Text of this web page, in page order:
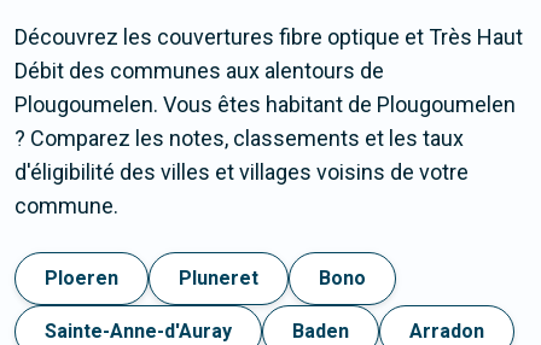
Découvrez les couvertures fibre optique et Très Haut
Débit des communes aux alentours de
Plougoumelen. Vous êtes habitant de Plougoumelen
? Comparez les notes, classements et les taux
d'éligibilité des villes et villages voisins de votre
commune.
Ploeren Pluneret Bono
Sainte-Anne-d'Auray Baden Arradon